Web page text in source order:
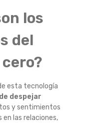
los
del
esta tecnología
despejar
y sentimientos
en las relaciones,